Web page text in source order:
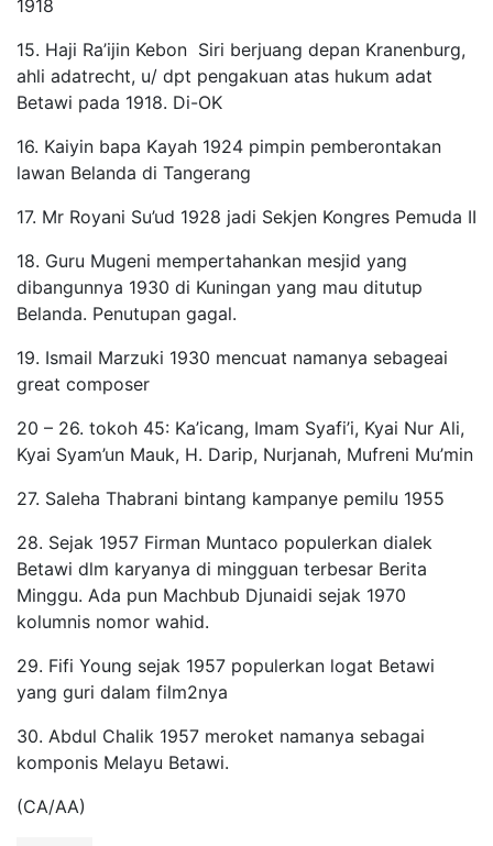
1918
15. Haji Ra’ijin Kebon Siri berjuang depan Kranenburg,
ahli adatrecht, u/ dpt pengakuan atas hukum adat
Betawi pada 1918. Di-OK
16. Kaiyin bapa Kayah 1924 pimpin pemberontakan
lawan Belanda di Tangerang
17. Mr Royani Su’ud 1928 jadi Sekjen Kongres Pemuda II
18. Guru Mugeni mempertahankan mesjid yang
dibangunnya 1930 di Kuningan yang mau ditutup
Belanda. Penutupan gagal.
19. Ismail Marzuki 1930 mencuat namanya sebageai
great composer
20 – 26. tokoh 45: Ka’icang, Imam Syafi’i, Kyai Nur Ali,
Kyai Syam’un Mauk, H. Darip, Nurjanah, Mufreni Mu’min
27. Saleha Thabrani bintang kampanye pemilu 1955
28. Sejak 1957 Firman Muntaco populerkan dialek
Betawi dlm karyanya di mingguan terbesar Berita
Minggu. Ada pun Machbub Djunaidi sejak 1970
kolumnis nomor wahid.
29. Fifi Young sejak 1957 populerkan logat Betawi
yang guri dalam film2nya
30. Abdul Chalik 1957 meroket namanya sebagai
komponis Melayu Betawi.
(CA/AA)